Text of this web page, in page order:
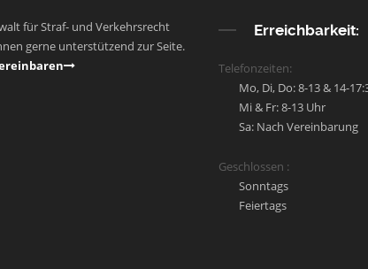
für Straf- und Verkehrsrecht
gerne unterstützend zur Seite.
Erreichbarkeit:
Telefonzeiten:
Mo, Di, Do: 8-13 & 14-
Mi & Fr: 8-13 Uhr
Sa: Nach Vereinbarung
Geschlossen :
Sonntags
Feiertags